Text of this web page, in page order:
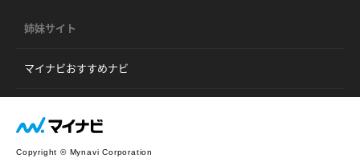
姉妹サイト
マイナビおすすめナビ
Copyright © Mynavi Corporation